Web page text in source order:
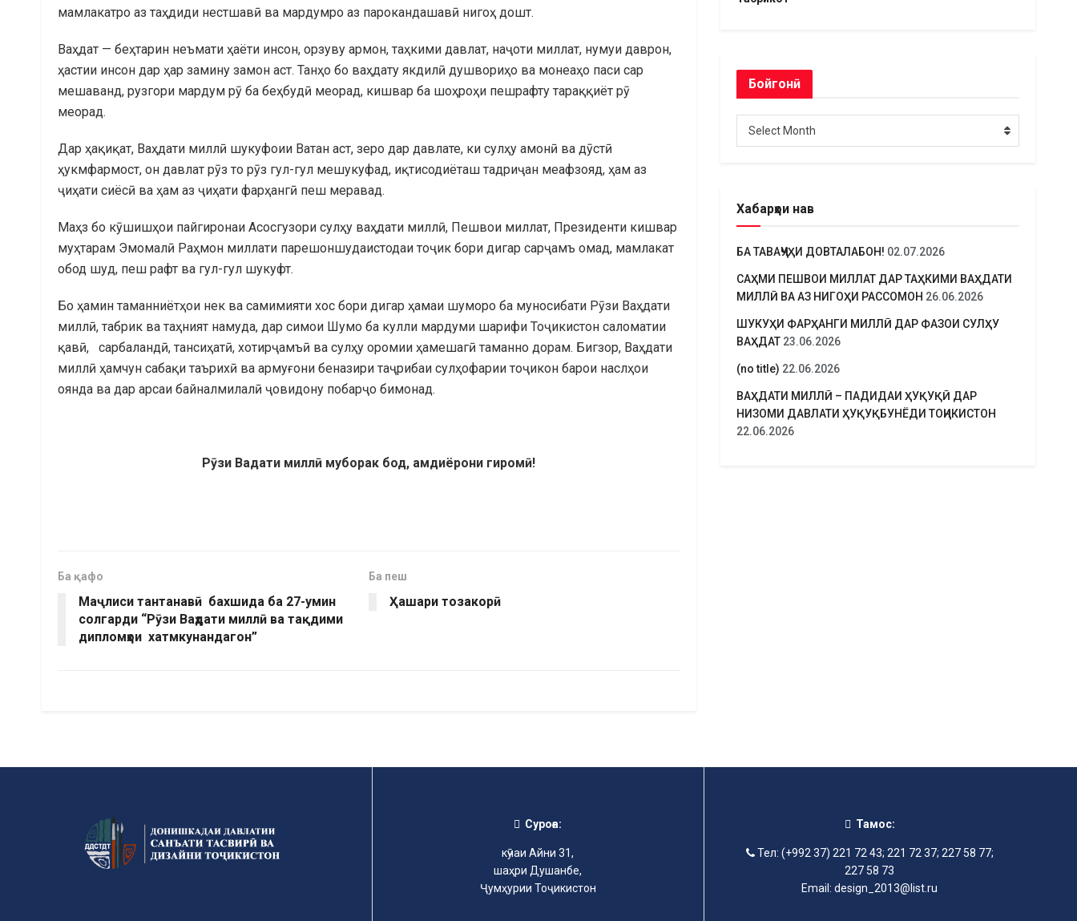
мамлакатро аз таҳдиди нестшавӣ ва мардумро аз парокандашавӣ нигоҳ дошт.
Ваҳдат — беҳтарин неъмати ҳаёти инсон, орзуву армон, таҳкими давлат, наҷоти миллат, нумуи даврон,
ҳастии инсон дар ҳар замину замон аст. Танҳо бо ваҳдату якдилӣ душвориҳо ва монеаҳо паси сар
мешаванд, рузгори мардум рӯ ба беҳбудӣ меорад, кишвар ба шоҳроҳи пешрафту тараққиёт рӯ
меорад.
Дар ҳақиқат, Ваҳдати миллӣ шукуфоии Ватан аст, зеро дар давлате, ки сулҳу амонӣ ва дӯстӣ
ҳукмфармост, он давлат рӯз то рӯз гул-гул мешукуфад, иқтисодиёташ тадриҷан меафзояд, ҳам аз
ҷиҳати сиёсӣ ва ҳам аз ҷиҳати фарҳангӣ пеш меравад.
Маҳз бо кӯшишҳои пайгиронаи Асосгузори сулҳу ваҳдати миллӣ, Пешвои миллат, Президенти кишвар
муҳтарам Эмомалӣ Раҳмон миллати парешоншудаистодаи тоҷик бори дигар сарҷамъ омад, мамлакат
обод шуд, пеш рафт ва гул-гул шукуфт.
Бо ҳамин таманниётҳои нек ва самимияти хос бори дигар ҳамаи шуморо ба муносибати Рӯзи Ваҳдати
миллӣ, табрик ва таҳният намуда, дар симои Шумо ба кулли мардуми шарифи Тоҷикистон саломатии
қавӣ, сарбаландӣ, тансиҳатӣ, хотирҷамъӣ ва сулҳу оромии ҳамешагӣ таманно дорам. Бигзор, Ваҳдати
миллӣ ҳамчун сабақи таърихӣ ва армуғони беназири таҷрибаи сулҳофарии тоҷикон барои наслҳои
оянда ва дар арсаи байналмилалӣ ҷовидону побарҷо бимонад.
Рӯзи Вадати миллӣ муборак бод, амдиёрони гиромӣ!
Ба қафо
Маҷлиси тантанавӣ бахшида ба 27-умин
солгарди “Рӯзи Ваҳдати миллӣ ва тақдими
дипломҳои хатмкунандагон”
Ба пеш
Ҳашари тозакорӣ
Бойгонӣ
Select Month
Хабарҳои нав
БА ТАВАҶҶУҲИ ДОВТАЛАБОН! 02.07.2026
САҲМИ ПЕШВОИ МИЛЛАТ ДАР ТАҲКИМИ ВАҲДАТИ
МИЛЛӢ ВА АЗ НИГОҲИ РАССОМОН 26.06.2026
ШУКУҲИ ФАРҲАНГИ МИЛЛӢ ДАР ФАЗОИ СУЛҲУ
ВАҲДАТ 23.06.2026
(no title) 22.06.2026
ВАҲДАТИ МИЛЛӢ – ПАДИДАИ ҲУҚУҚӢ ДАР
НИЗОМИ ДАВЛАТИ ҲУҚУҚБУНЁДИ ТОҶИКИСТОН
22.06.2026
Суроға:
кӯчаи Айни 31,
шаҳри Душанбе,
Ҷумҳурии Тоҷикистон
Тамос:
Тел: (+992 37) 221 72 43; 221 72 37; 227 58 77;
227 58 73
Email: design_2013@list.ru